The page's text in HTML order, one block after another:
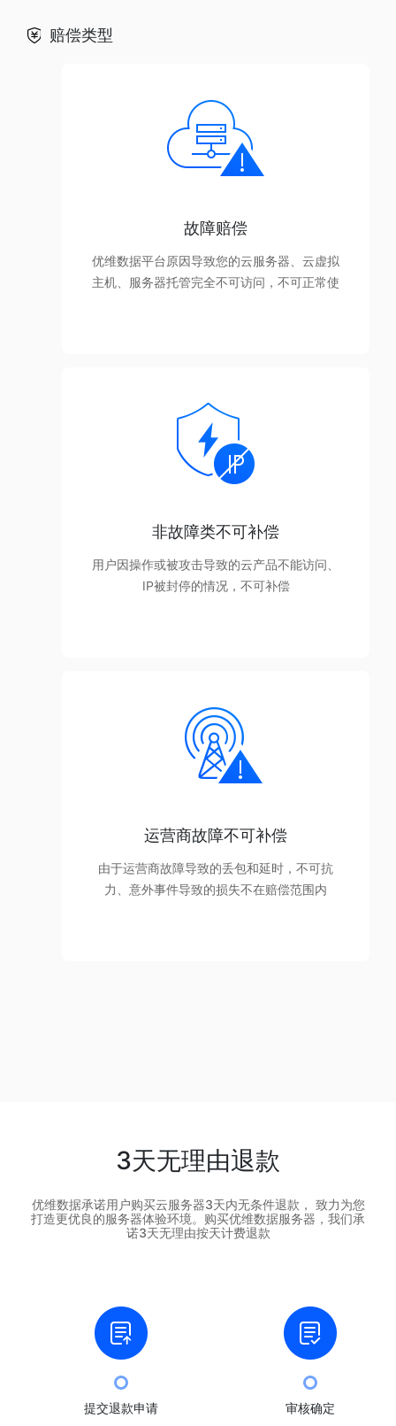
赔偿类型
故障赔偿
优维数据平台原因导致您的云服务器、云虚拟
主机、服务器托管完全不可访问，不可正常使
非故障类不可补偿
用户因操作或被攻击导致的云产品不能访问、
IP被封停的情况，不可补偿
运营商故障不可补偿
由于运营商故障导致的丢包和延时，不可抗
力、意外事件导致的损失不在赔偿范围内
3天无理由退款
优维数据承诺用户购买云服务器3天内无条件退款， 致力为您
打造更优良的服务器体验环境。购买优维数据服务器，我们承
诺3天无理由按天计费退款
提交退款申请 审核确定